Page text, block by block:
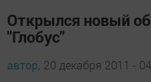
Открылся новый
"Глобус"
автор, 20 декабря 2011 -